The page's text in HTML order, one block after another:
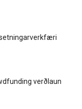
verðlaun